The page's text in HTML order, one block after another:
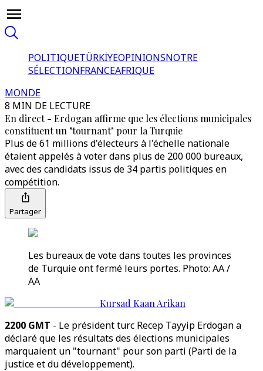
POLITIQUETÜRKİYEOPINIONSNOTRE
SÉLECTIONFRANCEAFRIQUE
MONDE
8 MIN DE LECTURE
En direct - Erdogan affirme que les élections municipales
constituent un "tournant" pour la Turquie
Plus de 61 millions d'électeurs à l'échelle nationale
étaient appelés à voter dans plus de 200 000 bureaux,
avec des candidats issus de 34 partis politiques en
compétition.
Partager
Les bureaux de vote dans toutes les provinces
de Turquie ont fermé leurs portes. Photo: AA /
AA
Kursad Kaan Arikan
2200 GMT - Le président turc Recep Tayyip Erdogan a
déclaré que les résultats des élections municipales
marquaient un "tournant" pour son parti (Parti de la
justice et du développement).